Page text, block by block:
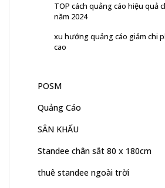
TOP cách quảng cáo hiệu quả
năm 2024
xu hướng quảng cáo giảm chi
cao
POSM
Quảng Cáo
SÂN KHẤU
Standee chân sắt 80 x 180cm
thuê standee ngoài trời